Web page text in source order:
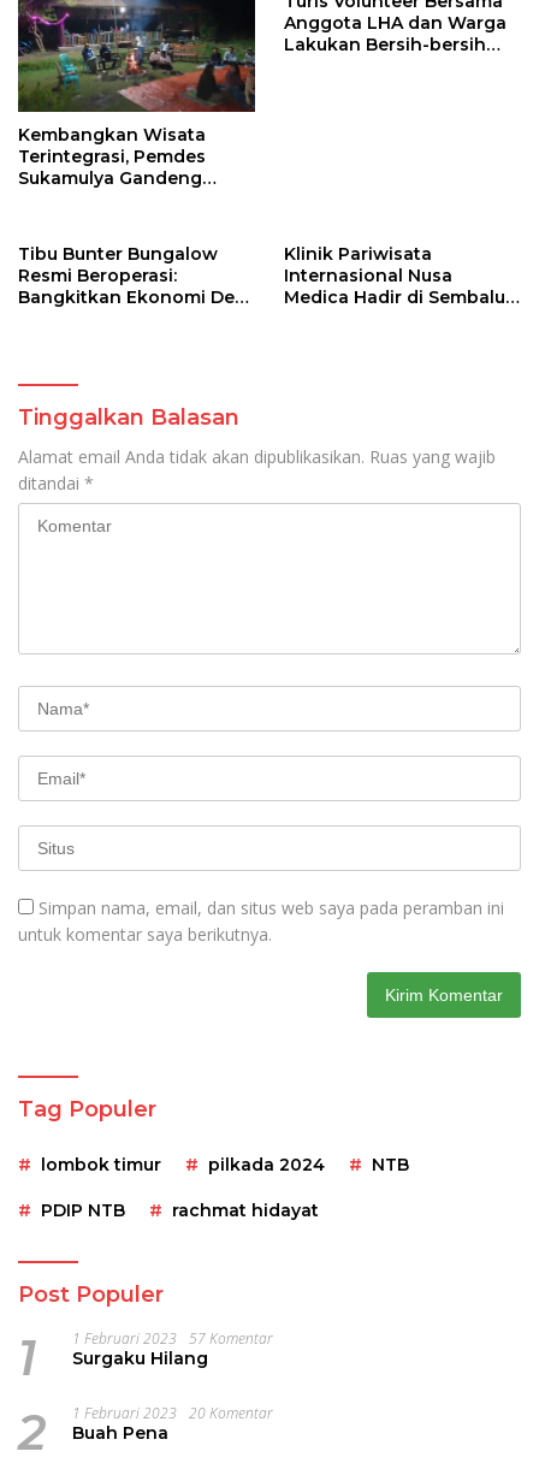
Kembangkan Wisata
Terintegrasi, Pemdes
Sukamulya Gandeng
Anggota LHA dan Warga
Lakukan Bersih-bersih
Tibu Bunter Bungalow
Resmi Beroperasi:
Bangkitkan Ekonomi Desa
Klinik Pariwisata
Internasional Nusa
Medica Hadir di Sembalun,
Tinggalkan Balasan
Alamat email Anda tidak akan dipublikasikan. Ruas yang wajib
ditandai *
Simpan nama, email, dan situs web saya pada peramban ini
untuk komentar saya berikutnya.
Tag Populer
lombok timur pilkada 2024 NTB
PDIP NTB rachmat hidayat
Post Populer
1 1 Februari 2023 57 Komentar
Surgaku Hilang
2 1 Februari 2023 20 Komentar
Buah Pena